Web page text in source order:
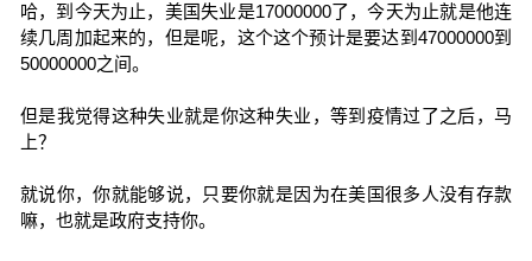
哈，到今天为止，美国失业是17000000了，今天为止就是他连
续几周加起来的，但是呢，这个这个预计是要达到47000000到
50000000之间。
但是我觉得这种失业就是你这种失业，等到疫情过了之后，马
上？
就说你，你就能够说，只要你就是因为在美国很多人没有存款
嘛，也就是政府支持你。